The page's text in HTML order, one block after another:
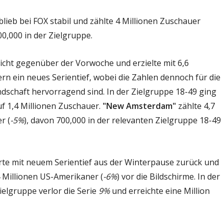
bei FOX stabil und zählte 4 Millionen Zuschauer
in der Zielgruppe.
gegenüber der Vorwoche und erzielte mit 6,6
ein neues Serientief, wobei die Zahlen dennoch für die
hervorragend sind. In der Zielgruppe 18-49 ging
1,4 Millionen Zuschauer. "New Amsterdam" zählte 4,7
(-5%), davon 700,000 in der relevanten Zielgruppe 18-49
mit neuem Serientief aus der Winterpause zurück und
US-Amerikaner (-6%) vor die Bildschirme. In der
verlor die Serie 9%und erreichte eine Million